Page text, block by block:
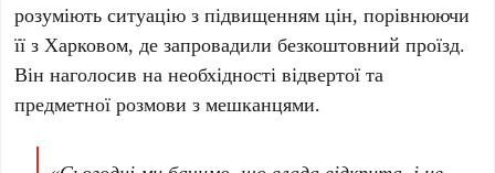
розуміють ситуацію з підвищенням цін, порівнюючи
її з Харковом, де запровадили безкоштовний проїзд.
Він наголосив на необхідності відвертої та
предметної розмови з мешканцями.